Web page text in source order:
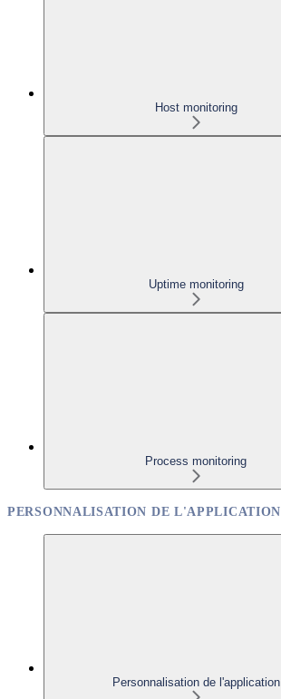
Host monitoring
Uptime monitoring
Process monitoring
PERSONNALISATION DE L'APPLICATION
Personnalisation de l'application